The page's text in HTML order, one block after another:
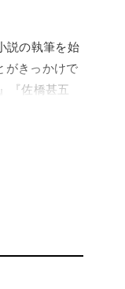
説の執筆を始
がきっかけで
『佐橋甚五
は、歴史小